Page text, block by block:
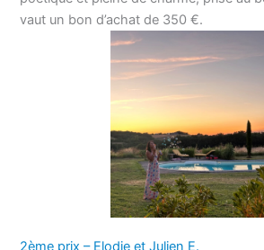
vaut un bon d’achat de 350 €.
2ème prix – Elodie et Julien E.